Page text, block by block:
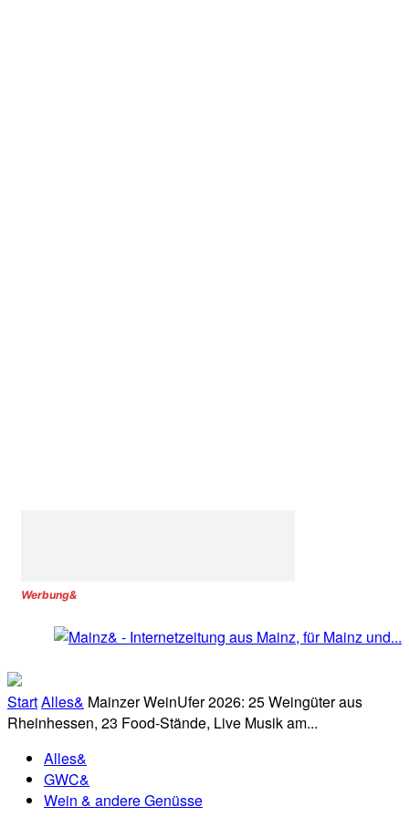
Werbung&
StartAlles& Mainzer WeinUfer 2026: 25 Weingüter aus
Rheinhessen, 23 Food-Stände, Live Musik am...
Alles&
GWC&
Wein & andere Genüsse